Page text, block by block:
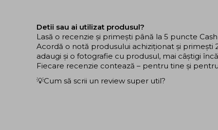
Detii sau ai utilizat produsul?
Lasă o recenzie și primești până la 5 puncte
Acordă o notă produsului achiziționat și primești
adaugi și o fotografie cu produsul, mai câștigi
Fiecare recenzie contează – pentru tine și
💡Cum să scrii un review super util?